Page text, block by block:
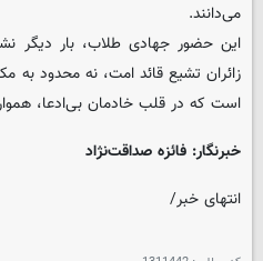
می‌دانند.
این حضور جهادی طلاب، بار دیگر
زائران تشیع قائد امت، نه محدود به
است که در قلب خادمان بی‌ادعا،
خبرنگار: فائزه صداقت‌نژاد
انتهای خبر/